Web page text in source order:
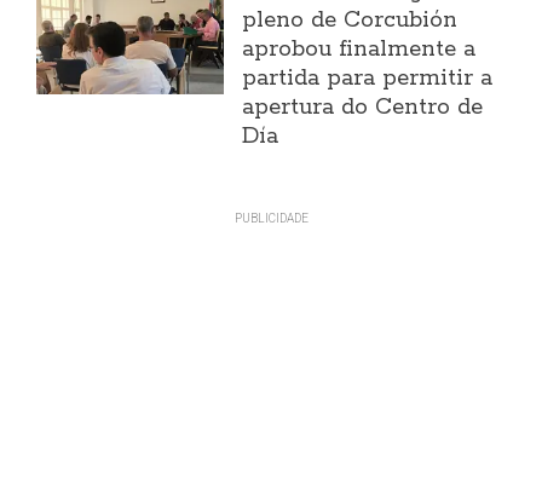
pleno de Corcubión
aprobou finalmente a
partida para permitir a
apertura do Centro de
Día